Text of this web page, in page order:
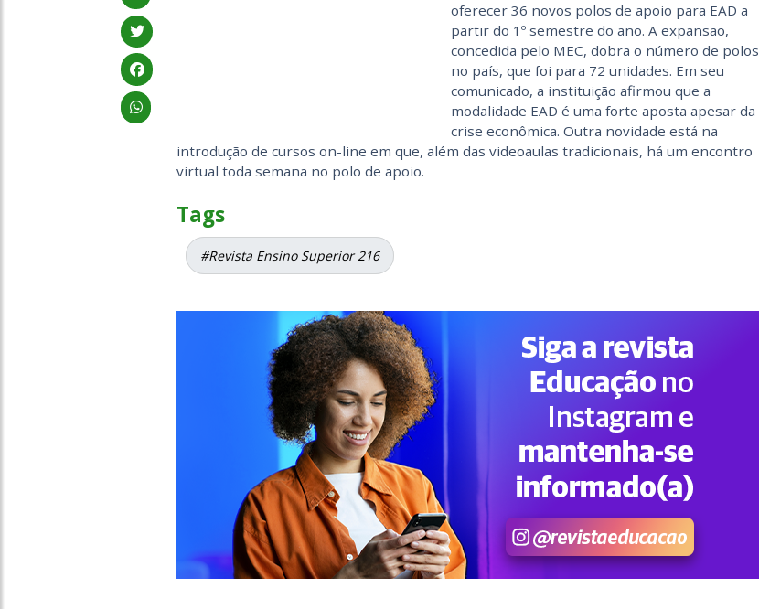
oferecer 36 novos polos de apoio para EAD a
partir do 1º semestre do ano. A expansão,
concedida pelo MEC, dobra o número de polos
no país, que foi para 72 unidades. Em seu
comunicado, a instituição afirmou que a
modalidade EAD é uma forte aposta apesar da
crise econômica. Outra novidade está na
introdução de cursos on-line em que, além das videoaulas tradicionais, há um encontro
virtual toda semana no polo de apoio.
Tags
#Revista Ensino Superior 216